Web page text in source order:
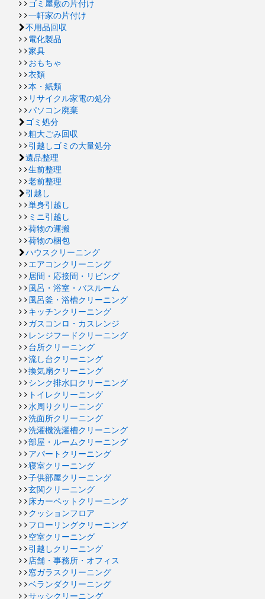
ゴミ屋敷の片付け
一軒家の片付け
不用品回収
電化製品
家具
おもちゃ
衣類
本・紙類
リサイクル家電の処分
パソコン廃棄
ゴミ処分
粗大ごみ回収
引越しゴミの大量処分
遺品整理
生前整理
老前整理
引越し
単身引越し
ミニ引越し
荷物の運搬
荷物の梱包
ハウスクリーニング
エアコンクリーニング
居間・応接間・リビング
風呂・浴室・バスルーム
風呂釜・浴槽クリーニング
キッチンクリーニング
ガスコンロ・カスレンジ
レンジフードクリーニング
台所クリーニング
流し台クリーニング
換気扇クリーニング
シンク排水口クリーニング
トイレクリーニング
水周りクリーニング
洗面所クリーニング
洗濯機洗濯槽クリーニング
部屋・ルームクリーニング
アパートクリーニング
寝室クリーニング
子供部屋クリーニング
玄関クリーニング
床カーペットクリーニング
クッションフロア
フローリングクリーニング
空室クリーニング
引越しクリーニング
店舗・事務所・オフィス
窓ガラスクリーニング
ベランダクリーニング
サッシクリーニング